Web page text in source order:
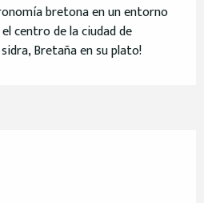
bretona en un entorno
centro de la ciudad de
Bretaña en su plato!